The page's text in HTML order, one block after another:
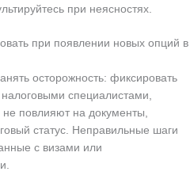
при неясностях.
при появлении новых опций в
осторожность: фиксировать
специалистами,
повлияют на документы,
статус. Неправильные шаги
с визами или